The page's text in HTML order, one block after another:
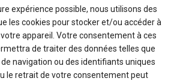
expérience possible, nous utilisons des
les cookies pour stocker et/ou accéder à
appareil. Votre consentement à ces
de traiter des données telles que
navigation ou des identifiants uniques
le retrait de votre consentement peut
grâce au soutien financier du gouvernement de
duCanada par l’entremise du ministère du